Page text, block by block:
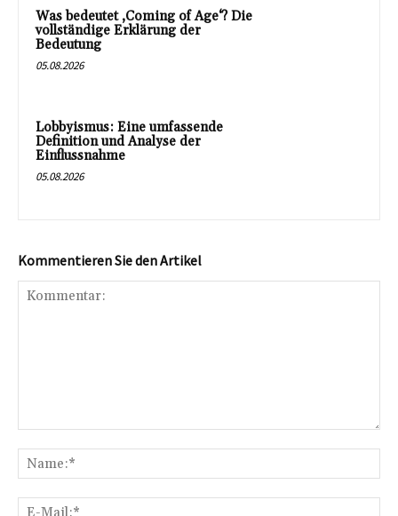
Was bedeutet ‚Coming of Age‘? Die
vollständige Erklärung der
Bedeutung
05.08.2026
Lobbyismus: Eine umfassende
Definition und Analyse der
Einflussnahme
05.08.2026
Kommentieren Sie den Artikel